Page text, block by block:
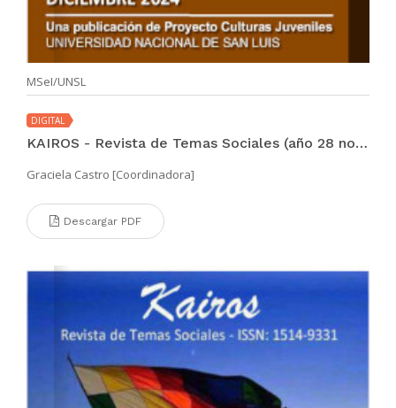
MSeI/UNSL
DIGITAL
KAIROS - Revista de Temas Sociales (año 28 no. 54 dic 2024)
Graciela Castro [Coordinadora]
Descargar PDF